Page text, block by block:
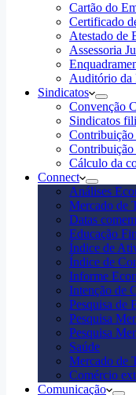
Cartão do
Certificado
Atestado de
Assessoria
Auditório da
Sindicatos
Convenção
Sindicatos
Cálculo da
Connect
Análises
Mercado de
Datas
Educação
Índice de
Índice de
Informe
Intenção de
Pesquisa de
Pesquisa
Pesquisa
Saúde
Mercado de
Comércio
Comunicação